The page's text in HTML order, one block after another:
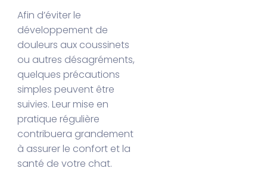
Afin d’éviter le
développement de
douleurs aux coussinets
ou autres désagréments,
quelques précautions
simples peuvent être
suivies. Leur mise en
pratique régulière
contribuera grandement
à assurer le confort et la
santé de votre chat.